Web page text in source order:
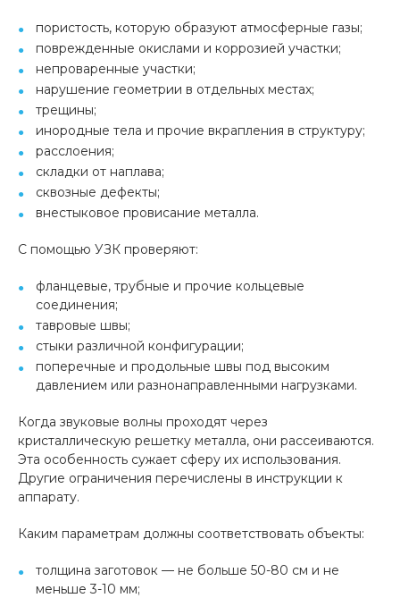
пористость, которую образуют атмосферные газы;
поврежденные окислами и коррозией участки;
непроваренные участки;
нарушение геометрии в отдельных местах;
трещины;
инородные тела и прочие вкрапления в структуру;
расслоения;
складки от наплава;
сквозные дефекты;
внестыковое провисание металла.
С помощью УЗК проверяют:
фланцевые, трубные и прочие кольцевые
соединения;
тавровые швы;
стыки различной конфигурации;
поперечные и продольные швы под высоким
давлением или разнонаправленными нагрузками.
Когда звуковые волны проходят через
кристаллическую решетку металла, они рассеиваются.
Эта особенность сужает сферу их использования.
Другие ограничения перечислены в инструкции к
аппарату.
Каким параметрам должны соответствовать объекты:
толщина заготовок — не больше 50-80 см и не
меньше 3-10 мм;